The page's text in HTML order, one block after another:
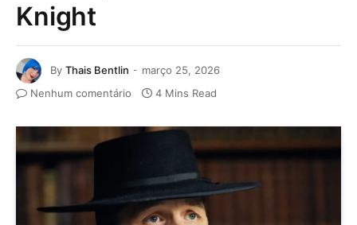
Knight
By Thais Bentlin
março 25, 2026
Nenhum comentário
4 Mins Read